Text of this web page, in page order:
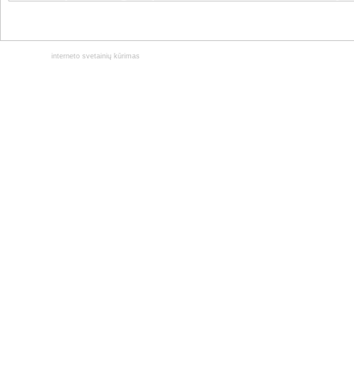
interneto svetainių kūrimas